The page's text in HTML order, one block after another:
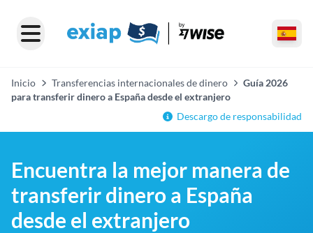
Inicio Transferencias internacionales de dinero
Guía 2026
para transferir dinero a España desde el extranjero
Descargo de responsabilidad
Encuentra la mejor manera de
transferir dinero a España
desde el extranjero